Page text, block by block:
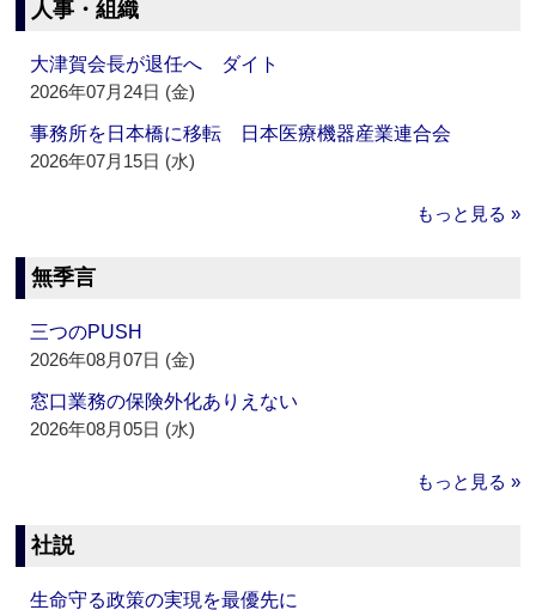
人事・組織
大津賀会長が退任へ ダイト
2026年07月24日 (金)
事務所を日本橋に移転 日本医療機器産業連合会
2026年07月15日 (水)
もっと見る »
無季言
三つのPUSH
2026年08月07日 (金)
窓口業務の保険外化ありえない
2026年08月05日 (水)
もっと見る »
社説
生命守る政策の実現を最優先に